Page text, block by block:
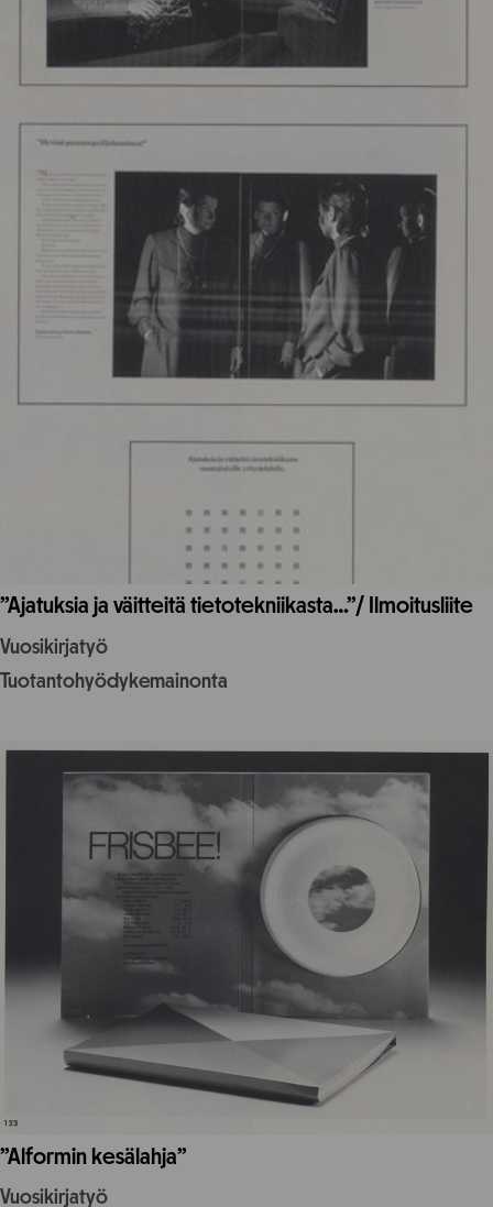
”Ajatuksia ja väitteitä tietotekniikasta…”/ Ilmoitusliite
Vuosikirjatyö
Tuotantohyödykemainonta
”Alformin kesälahja”
Vuosikirjatyö